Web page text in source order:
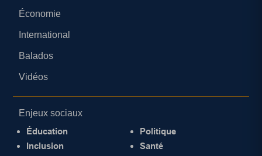
Économie
International
Balados
Vidéos
Enjeux sociaux
Éducation
Inclusion
Politique
Santé